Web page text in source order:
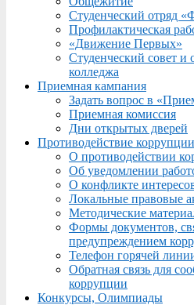
Студенческий отряд
Профилактическая
«Движение Первых»
Студенческий совет
колледжа
Приемная кампания
Задать вопрос в
Приемная комиссия
Дни открытых дверей
Противодействие коррупции
О противодействии
Об уведомлении
О конфликте
Локальные правовые
Методические
Формы документов,
предупреждением
Телефон горячей
Обратная связь для
коррупции
Конкурсы, Олимпиады